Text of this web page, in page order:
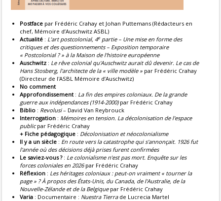
Postface par Frédéric Crahay et Johan Puttemans (Rédacteurs en
chef, Mémoire d’Auschwitz ASBL)
Actualité : L’art postcolonial, 4e partie – Une mise en forme des
critiques et des questionnements – Exposition temporaire
« Postcolonial ? » à la Maison de l'histoire européenne
Auschwitz : Le rêve colonial qu'Auschwitz aurait dû devenir. Le cas de
Hans Stosberg, l'architecte de la « ville modèle » par Frédéric Crahay
(Directeur de l'ASBL Mémoire d’Auschwitz)
No comment
Approfondissement : La fin des empires coloniaux. De la grande
guerre aux indépendances (1914-2000)par Frédéric Crahay
Biblio : Revolusi– David Van Reybrouck
Interrogation : Mémoires en tension. La décolonisation de l'espace
publicpar Frédéric Crahay
+ Fiche pédagogique : Décolonisation et néocolonialisme
Il y a un siècle : En route vers la catastrophe qui s'annonçait. 1926 fut
l'année où des décisions déjà prises furent confirmées
Le saviez-vous ?: Le colonialisme n’est pas mort. Enquête sur les
forces coloniales en 2026par Frédéric Crahay
Réflexion : Les héritages coloniaux : peut-on vraiment « tourner la
page » ? À propos des États-Unis, du Canada, de l'Australie, de la
Nouvelle-Zélande et de la Belgiquepar Frédéric Crahay
Varia : Documentaire : Nuestra Tierrade Lucrecia Martel